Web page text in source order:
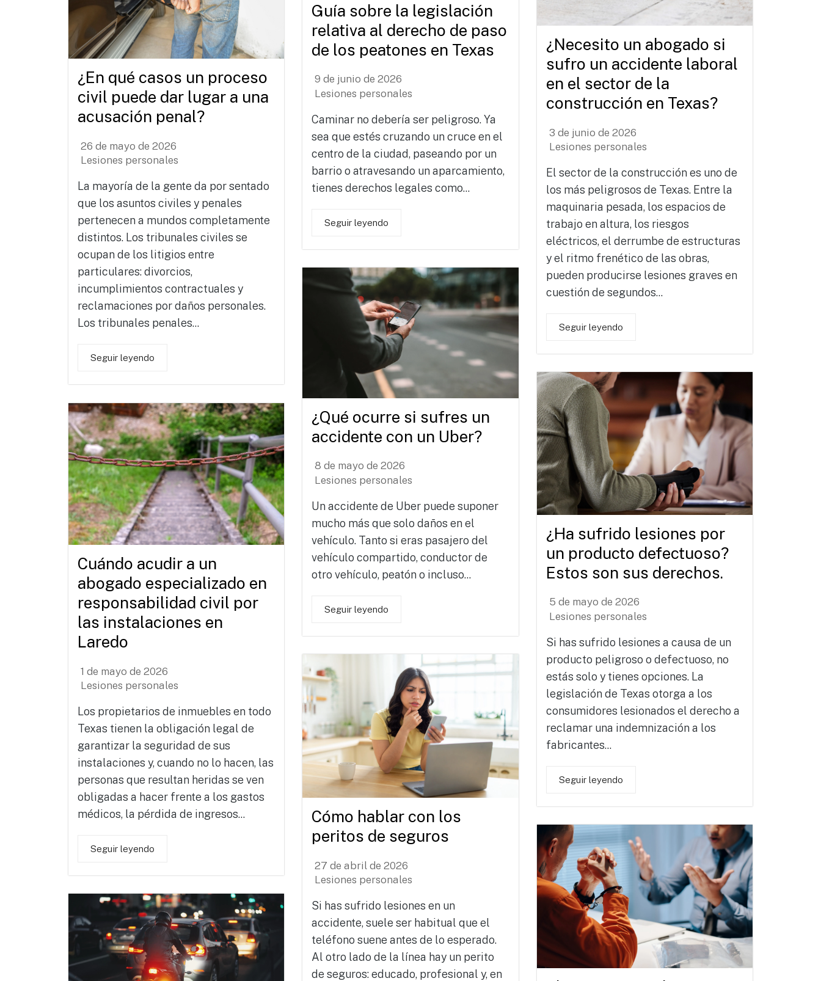
Guía sobre la legislación
relativa al derecho de paso
de los peatones en Texas
9 de junio de 2026
Lesiones personales
Caminar no debería ser peligroso. Ya
sea que estés cruzando un cruce en el
centro de la ciudad, paseando por un
barrio o atravesando un aparcamiento,
tienes derechos legales como...
Seguir leyendo
¿Necesito un abogado si
sufro un accidente laboral
en el sector de la
construcción en Texas?
3 de junio de 2026
Lesiones personales
El sector de la construcción es uno de
los más peligrosos de Texas. Entre la
maquinaria pesada, los espacios de
trabajo en altura, los riesgos
eléctricos, el derrumbe de estructuras
y el ritmo frenético de las obras,
pueden producirse lesiones graves en
cuestión de segundos...
Seguir leyendo
¿En qué casos un proceso
civil puede dar lugar a una
acusación penal?
26 de mayo de 2026
Lesiones personales
La mayoría de la gente da por sentado
que los asuntos civiles y penales
pertenecen a mundos completamente
distintos. Los tribunales civiles se
ocupan de los litigios entre
particulares: divorcios,
incumplimientos contractuales y
reclamaciones por daños personales.
Los tribunales penales...
Seguir leyendo
¿Qué ocurre si sufres un
accidente con un Uber?
8 de mayo de 2026
Lesiones personales
Un accidente de Uber puede suponer
mucho más que solo daños en el
vehículo. Tanto si eras pasajero del
vehículo compartido, conductor de
otro vehículo, peatón o incluso...
Seguir leyendo
¿Ha sufrido lesiones por
un producto defectuoso?
Estos son sus derechos.
5 de mayo de 2026
Lesiones personales
Si has sufrido lesiones a causa de un
producto peligroso o defectuoso, no
estás solo y tienes opciones. La
legislación de Texas otorga a los
consumidores lesionados el derecho a
reclamar una indemnización a los
fabricantes...
Seguir leyendo
Cuándo acudir a un
abogado especializado en
responsabilidad civil por
las instalaciones en
Laredo
1 de mayo de 2026
Lesiones personales
Los propietarios de inmuebles en todo
Texas tienen la obligación legal de
garantizar la seguridad de sus
instalaciones y, cuando no lo hacen, las
personas que resultan heridas se ven
obligadas a hacer frente a los gastos
médicos, la pérdida de ingresos...
Seguir leyendo
Cómo hablar con los
peritos de seguros
27 de abril de 2026
Lesiones personales
Si has sufrido lesiones en un
accidente, suele ser habitual que el
teléfono suene antes de lo esperado.
Al otro lado de la línea hay un perito
de seguros: educado, profesional y, en